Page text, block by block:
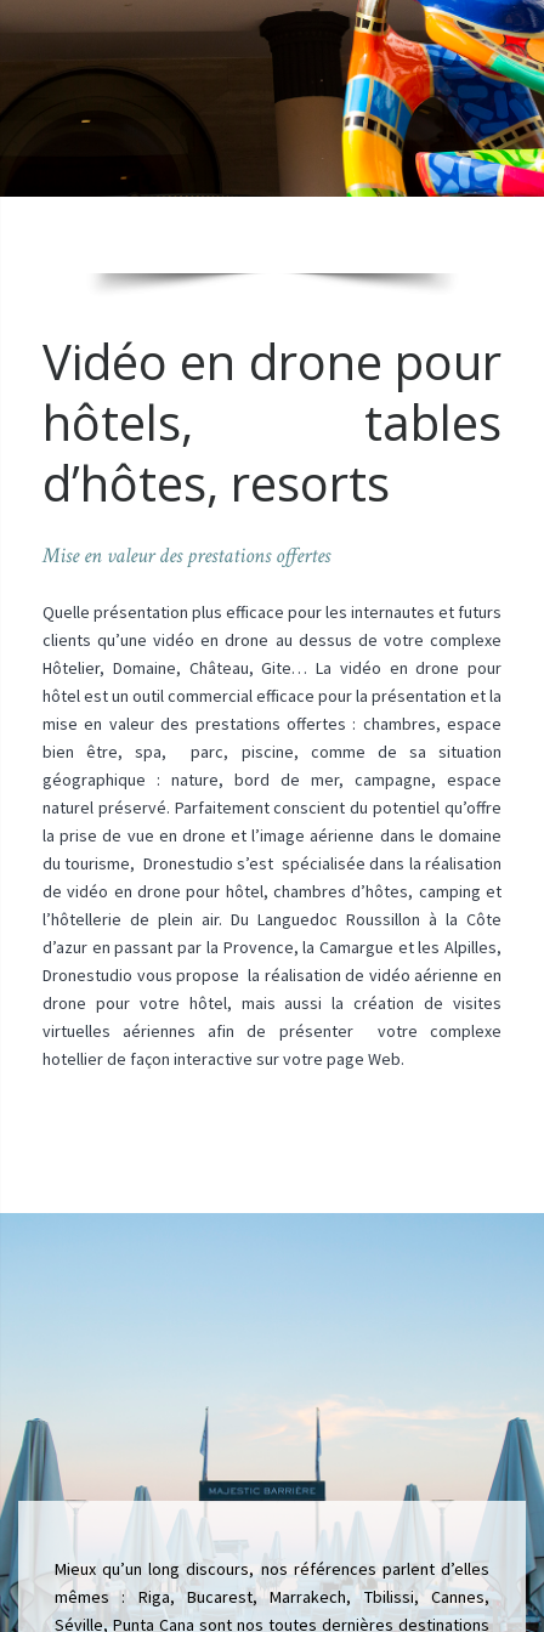
Vidéo en drone pour
hôtels, tables
d’hôtes, resorts
Mise en valeur des prestations offertes
Quelle présentation plus efficace pour les internautes et futurs
clients qu’une vidéo en drone au dessus de votre complexe
Hôtelier, Domaine, Château, Gite… La vidéo en drone pour
hôtel est un outil commercial efficace pour la présentation et la
mise en valeur des prestations offertes : chambres, espace
bien être, spa, parc, piscine, comme de sa situation
géographique : nature, bord de mer, campagne, espace
naturel préservé. Parfaitement conscient du potentiel qu’offre
la prise de vue en drone et l’image aérienne dans le domaine
du tourisme, Dronestudio s’est spécialisée dans la réalisation
de vidéo en drone pour hôtel, chambres d’hôtes, camping et
l’hôtellerie de plein air. Du Languedoc Roussillon à la Côte
d’azur en passant par la Provence, la Camargue et les Alpilles,
Dronestudio vous propose la réalisation de vidéo aérienne en
drone pour votre hôtel, mais aussi la création de visites
virtuelles aériennes afin de présenter votre complexe
hotellier de façon interactive sur votre page Web.
Mieux qu’un long discours, nos références parlent d’elles
mêmes : Riga, Bucarest, Marrakech, Tbilissi, Cannes,
Séville, Punta Cana sont nos toutes dernières destinations